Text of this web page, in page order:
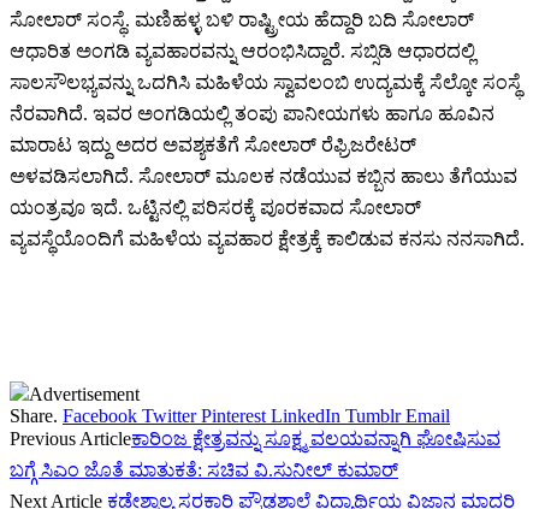
ಸೋಲಾರ್ ಸಂಸ್ಥೆ. ಮಣಿಹಳ್ಳ ಬಳಿ ರಾಷ್ಟ್ರೀಯ ಹೆದ್ದಾರಿ ಬದಿ ಸೋಲಾರ್
ಆಧಾರಿತ ಅಂಗಡಿ ವ್ಯವಹಾರವನ್ನು ಆರಂಭಿಸಿದ್ದಾರೆ. ಸಬ್ಸಿಡಿ ಆಧಾರದಲ್ಲಿ
ಸಾಲಸೌಲಭ್ಯವನ್ನು ಒದಗಿಸಿ ಮಹಿಳೆಯ ಸ್ವಾವಲಂಬಿ ಉದ್ಯಮಕ್ಕೆ ಸೆಲ್ಕೋ ಸಂಸ್ಥೆ
ನೆರವಾಗಿದೆ. ಇವರ ಅಂಗಡಿಯಲ್ಲಿ ತಂಪು ಪಾನೀಯಗಳು ಹಾಗೂ ಹೂವಿನ
ಮಾರಾಟ ಇದ್ದು ಅದರ ಅವಶ್ಯಕತೆಗೆ ಸೋಲಾರ್ ರೆಫ್ರಿಜರೇಟರ್
ಅಳವಡಿಸಲಾಗಿದೆ. ಸೋಲಾರ್ ಮೂಲಕ ನಡೆಯುವ ಕಬ್ಬಿನ ಹಾಲು ತೆಗೆಯುವ
ಯಂತ್ರವೂ ಇದೆ. ಒಟ್ಟಿನಲ್ಲಿ ಪರಿಸರಕ್ಕೆ ಪೂರಕವಾದ ಸೋಲಾರ್
ವ್ಯವಸ್ಥೆಯೊಂದಿಗೆ ಮಹಿಳೆಯ ವ್ಯವಹಾರ ಕ್ಷೇತ್ರಕ್ಕೆ ಕಾಲಿಡುವ ಕನಸು ನನಸಾಗಿದೆ.
Advertisement
Share. Facebook Twitter Pinterest LinkedIn Tumblr Email
Previous Articleಕಾರಿಂಜ ಕ್ಷೇತ್ರವನ್ನು ಸೂಕ್ಷ್ಮ ವಲಯವನ್ನಾಗಿ ಘೋಷಿಸುವ
ಬಗ್ಗೆ ಸಿಎಂ ಜೊತೆ ಮಾತುಕತೆ: ಸಚಿವ ವಿ.ಸುನೀಲ್ ಕುಮಾರ್
Next Article ಕಡೇಶ್ವಾಲ್ಯ ಸರಕಾರಿ ಪ್ರೌಢಶಾಲೆ ವಿದ್ಯಾರ್ಥಿಯ ವಿಜ್ಞಾನ ಮಾದರಿ